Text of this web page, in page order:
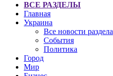
ВСЕ РАЗДЕЛЫ
Главная
Украина
Все новости раздела
События
Политика
Город
Мир